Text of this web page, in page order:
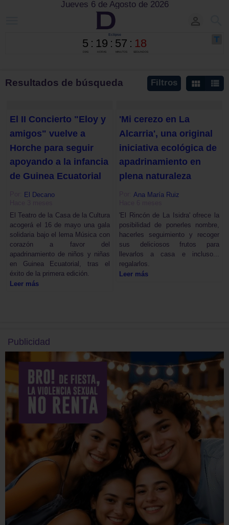
Jueves 6 de Agosto de 2026
Filtros
Resultados de búsqueda
El II Concierto "Eloy y
amigos" vuelve a
Horche para seguir
apoyando a la infancia
de Guinea Ecuatorial
El Decano
El Teatro de la Casa de la Cultura
acogerá el 16 de mayo una gala
solidaria bajo el lema Música con
corazón a favor del
apadrinamiento de niños y niñas
en Guinea Ecuatorial, tras el
éxito de la primera edición.
Leer más
'Mi cerezo en La
Alcarria', una original
iniciativa ecológica de
apadrinamiento en
plena naturaleza
Ana María Ruiz
'El Rincón de La Isidra' ofrece la
posibilidad de ponerles nombre,
hacerles seguimiento y recoger
sus deliciosos frutos para
llevarlos a casa e incluso...
regalarlos.
Leer más
Publicidad